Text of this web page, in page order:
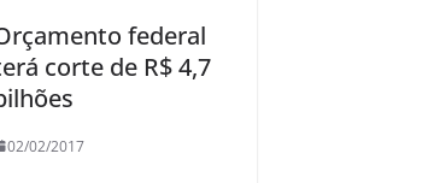
federal
corte de R$ 4,7
02/02/2017